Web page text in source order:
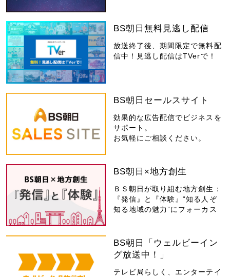
BS朝日無料見逃し配信
放送終了後、期間限定で無料配
信中！見逃し配信はTVerで！
BS朝日セールスサイト
効果的な広告配信でビジネスを
サポート。
お気軽にご相談ください。
BS朝日×地方創生
ＢＳ朝日が取り組む地方創生：
『発信』と『体験』“知る人ぞ
知る地域の魅力”にフォーカス
BS朝日「ウェルビーイン
グ放送中！」
テレビ局らしく、エンターテイ